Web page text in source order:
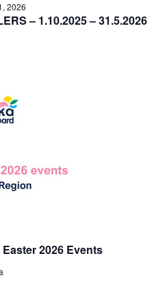
– 1.10.2025 – 31.5.2026
2026
2026 Events